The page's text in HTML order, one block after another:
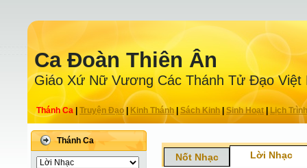
Ca Ðoàn Thiên Ân
Giáo Xứ Nữ Vương Các Thánh Tử Ðạo Việt
Thánh Ca Truyện Ðạo| Kinh Thánh Sách Kinh|Sinh Hoạt| Lịch Trình
Thánh Ca
Nốt Nhạc Lời Nhạc